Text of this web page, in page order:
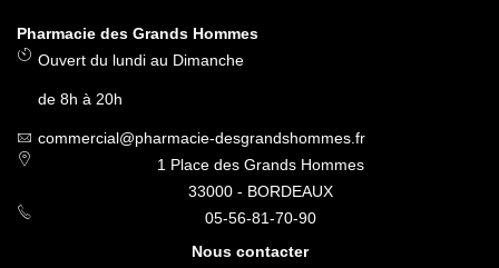
Pharmacie des Grands Hommes
Ouvert du lundi au Dimanche
de 8h à 20h
commercial@pharmacie-desgrandshommes.fr
1 Place des Grands Hommes
33000 - BORDEAUX
05-56-81-70-90
Nous contacter